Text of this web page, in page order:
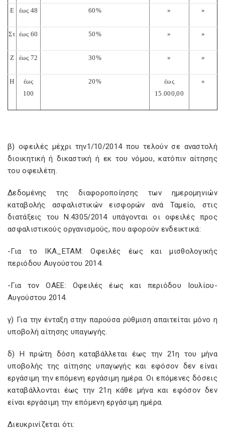
Ε έως 48 60% » »
Στ έως 60 50% » »
Ζ έως 72 30% » »
Η
έως
100
20%
έως
15.000,00
»
β) οφειλές μέχρι την1/10/2014 που τελούν σε αναστολή
διοικητική ή δικαστική ή εκ του νόμου, κατόπιν αίτησης
του οφειλέτη.
Δεδομένης της διαφοροποίησης των ημερομηνιών
καταβολής ασφαλιστικών εισφορών ανά Ταμείο, στις
διατάξεις του Ν.4305/2014 υπάγονται οι οφειλές προς
ασφαλιστικούς οργανισμούς, που αφορούν ενδεικτικά:
-Για το ΙΚΑ_ΕΤΑΜ: Οφειλές έως και μισθολογικής
περιόδου Αυγούστου 2014.
-Για τον ΟΑΕΕ: Οφειλές έως και περιόδου Ιουλίου-
Αυγούστου 2014.
γ) Για την ένταξη στην παρούσα ρύθμιση απαιτείται μόνο η
υποβολή αίτησης υπαγωγής.
δ) Η πρώτη δόση καταβάλλεται έως την 21η του μήνα
υποβολής της αίτησης υπαγωγής και εφόσον δεν είναι
εργάσιμη την επόμενη εργάσιμη ημέρα. Οι επόμενες δόσεις
καταβάλλονται έως την 21η κάθε μήνα και εφόσον δεν
είναι εργάσιμη την επόμενη εργάσιμη ημέρα.
Διευκρινίζεται ότι: